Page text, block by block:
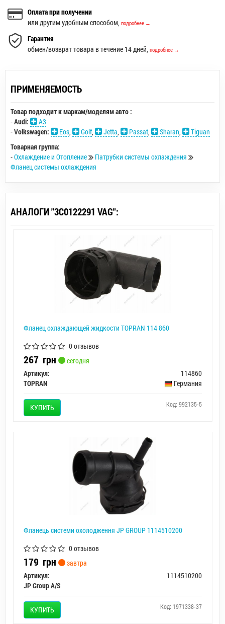
Оплата при получении
или другим удобным способом, подробнее →
Гарантия
обмен/возврат товара в течение 14 дней, подробнее →
ПРИМЕНЯЕМОСТЬ
Товар подходит к маркам/моделям авто :
-Audi:
A3
-Volkswagen: Eos, Golf, Jetta, Passat, Sharan,
Tiguan
Товарная группа:
-Охлаждение и Отопление
Патрубки системы охлаждения
Фланец системы охлаждения
АНАЛОГИ "3C0122291 VAG":
Фланец охлаждающей жидкости TOPRAN 114 860
0 отзывов
267 грн
сегодня
Артикул:
114860
TOPRAN
Германия
КУПИТЬ Код: 992135-5
Фланець системи охолодження JP GROUP 1114510200
0 отзывов
179 грн
завтра
Артикул:
1114510200
JP Group A/S
КУПИТЬ Код: 1971338-37